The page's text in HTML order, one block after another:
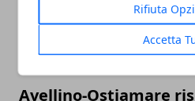
Rifiuta
Accetta
Avellino-Ostiamare